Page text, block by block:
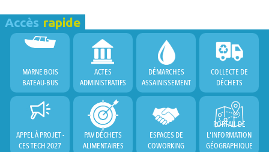
Accès rapide
MARNE BOIS
BATEAU-BUS
ACTES
ADMINISTRATIFS
DÉMARCHES
ASSAINISSEMENT
COLLECTE DE
DÉCHETS
APPEL À PROJET -
CES TECH 2027
PAV DÉCHETS
ALIMENTAIRES
ESPACES DE
COWORKING
PORTAIL DE
L'INFORMATION
GÉOGRAPHIQUE